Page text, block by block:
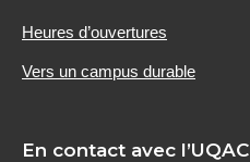
Heures d’ouvertures
Vers un campus durable
En contact avec l’UQAC